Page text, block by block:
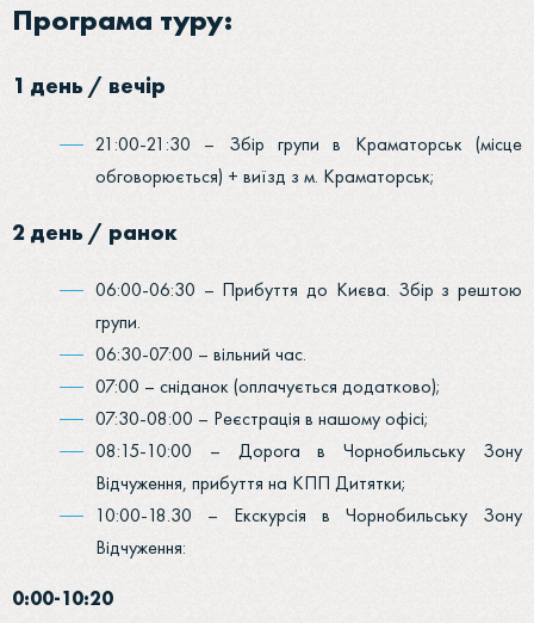
Програма туру:
1 день / вечір
21:00-21:30 – Збір групи в Краматорськ (місце
обговорюється) + виїзд з м. Краматорськ;
2 день / ранок
06:00-06:30 – Прибуття до Києва. Збір з рештою
групи.
06:30-07:00 – вільний час.
07:00 – сніданок (оплачується додатково);
07:30-08:00 – Реєстрація в нашому офісі;
08:15-10:00 – Дорога в Чорнобильську Зону
Відчуження, прибуття на КПП Дитятки;
10:00-18.30 – Екскурсія в Чорнобильську Зону
Відчуження:
0:00-10:20